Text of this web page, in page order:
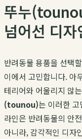
뚜누
넘어선 디자
반려동물 용품을 선택
이에서 고민합니다. 아
테리어와 어울리지 않
(tounou)는 이러한
라인은 반려동물의 안
아니라, 감각적인 디자